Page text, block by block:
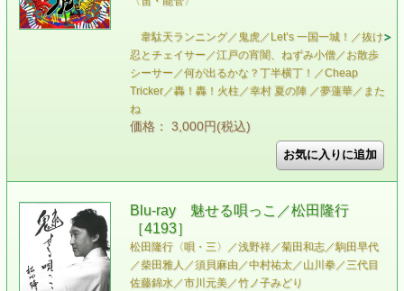
韋駄天ランニング／鬼虎／Let’s 一国一城！／抜け
忍とチェイサー／江戸の宵闇、ねずみ小僧／お散歩
シーサー／何が出るかな？丁半横丁！／Cheap
Tricker／轟！轟！火柱／幸村 夏の陣 ／夢蓮華／また
ね
価格： 3,000円(税込)
Blu-ray 魅せる唄っこ／松田隆行
［4193］
松田隆行〈唄・三〉／浅野祥／菊田和志／駒田早代
／柴田雅人／須貝麻由／中村祐太／山川拳／三代目
佐藤錦水／市川元美／竹ノ子みどり